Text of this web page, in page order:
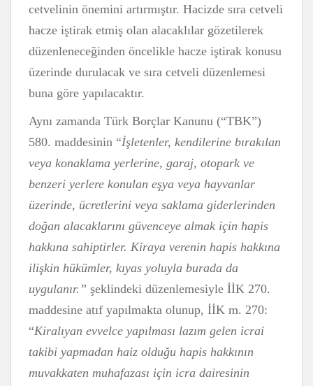
cetvelinin önemini artırmıştır. Hacizde sıra cetveli
hacze iştirak etmiş olan alacaklılar gözetilerek
düzenleneceğinden öncelikle hacze iştirak konusu
üzerinde durulacak ve sıra cetveli düzenlemesi
buna göre yapılacaktır.
Aynı zamanda Türk Borçlar Kanunu (“TBK”)
580. maddesinin “İşletenler, kendilerine bırakılan
veya konaklama yerlerine, garaj, otopark ve
benzeri yerlere konulan eşya veya hayvanlar
üzerinde, ücretlerini veya saklama giderlerinden
doğan alacaklarını güvenceye almak için hapis
hakkına sahiptirler. Kiraya verenin hapis hakkına
ilişkin hükümler, kıyas yoluyla burada da
uygulanır.” şeklindeki düzenlemesiyle İİK 270.
maddesine atıf yapılmakta olunup, İİK m. 270:
“Kiralıyan evvelce yapılması lazım gelen icrai
takibi yapmadan haiz olduğu hapis hakkının
muvakkaten muhafazası için icra dairesinin